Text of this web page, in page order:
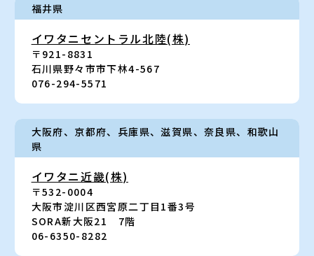
福井県
イワタニセントラル北陸(株)
〒921-8831
石川県野々市市下林4-567
076-294-5571
大阪府、京都府、 兵庫県、滋賀県、奈良県、和歌山
県
イワタニ近畿(株)
〒532-0004
大阪市淀川区西宮原二丁目1番3号
SORA新大阪21 7階
06-6350-8282